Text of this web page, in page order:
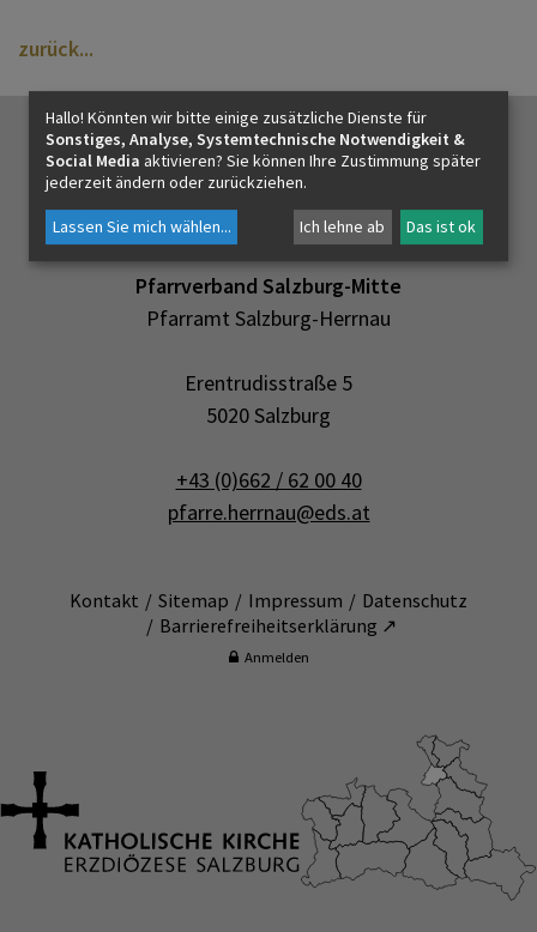
INNEHALTEN
KONTAKT
zurück
Pfarrverband Salzburg-Mitte
Pfarramt Salzburg-Herrnau
Erentrudisstraße 5
5020 Salzburg
+43 (0)662 / 62 00 40
pfarre.herrnau@eds.at
Kontakt Sitemap Impressum
Datenschutz
Barrierefreiheitserklärung ↗
Anmelden
Hallo! Könnten wir bitte einige zusätzliche Dienste für
Sonstiges, Analyse, Systemtechnische Notwendigkeit &
Social Media aktivieren? Sie können Ihre Zustimmung später
jederzeit ändern oder zurückziehen.
Lassen Sie mich wählen... Ich lehne ab Das ist ok